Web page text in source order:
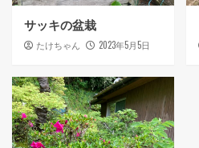
サッキの盆栽
たけちゃん 2023年5月5日